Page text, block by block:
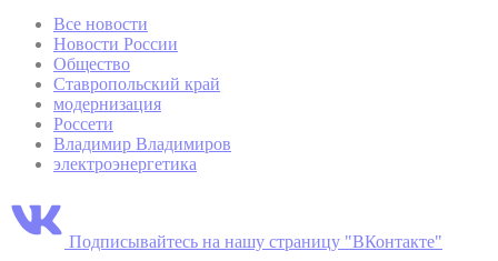
Все новости
Новости России
Общество
Ставропольский край
модернизация
Россети
Владимир Владимиров
электроэнергетика
Подписывайтесь на нашу страницу "ВКонтакте"